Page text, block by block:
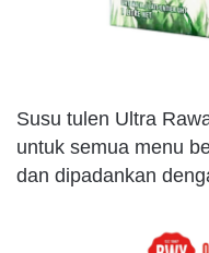
Susu tulen Ultra
untuk semua menu
dan dipadankan